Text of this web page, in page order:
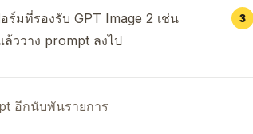
ร์ของแสงและเงา","ควบคุมการ
สำคัญกว่าท่า
ง เรียนรู้ที่จะสนทนากับแสง แล้ว
Chinese, headings
before section titles,
ร์มที่รองรับ GPT Image 2 เช่น
ล้ววาง prompt ลงไป
3
อีกนับพันรายการ